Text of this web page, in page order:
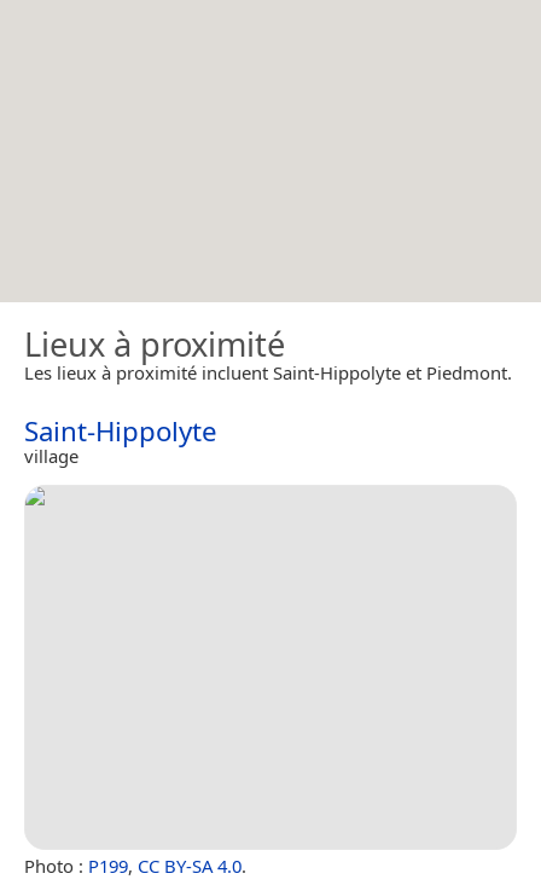
Lieux à proximité
Les lieux à proximité incluent Saint-Hippolyte et Piedmont.
Saint-Hippolyte
village
Photo : P199, CC BY-SA 4.0.